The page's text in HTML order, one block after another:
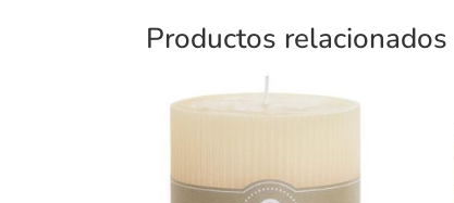
Productos relacionados